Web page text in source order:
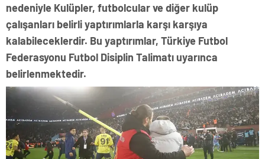
nedeniyle Kulüpler, futbolcular ve diğer kulüp
çalışanları belirli yaptırımlarla karşı karşıya
kalabileceklerdir. Bu yaptırımlar, Türkiye Futbol
Federasyonu Futbol Disiplin Talimatı uyarınca
belirlenmektedir.